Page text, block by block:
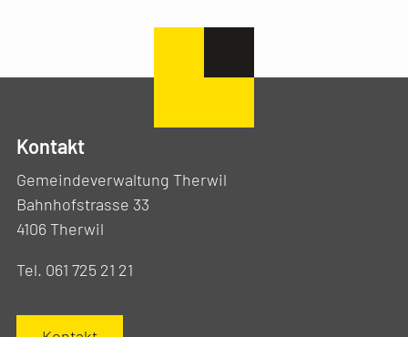
Kontakt
Gemeindeverwaltung Therwil
Bahnhofstrasse 33
4106 Therwil
Tel. 061 725 21 21